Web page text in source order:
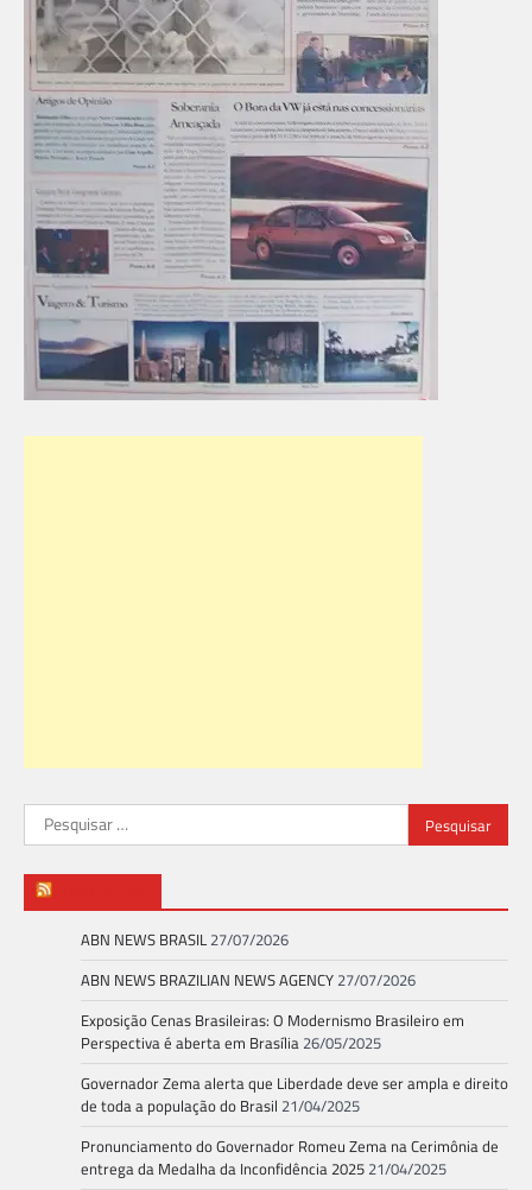
Pesquisar
por:
ABN NEWS BRASIL 27/07/2026
ABN NEWS BRAZILIAN NEWS AGENCY 27/07/2026
Exposição Cenas Brasileiras: O Modernismo Brasileiro em
Perspectiva é aberta em Brasília 26/05/2025
Governador Zema alerta que Liberdade deve ser ampla e direito
de toda a população do Brasil 21/04/2025
Pronunciamento do Governador Romeu Zema na Cerimônia de
entrega da Medalha da Inconfidência 2025 21/04/2025